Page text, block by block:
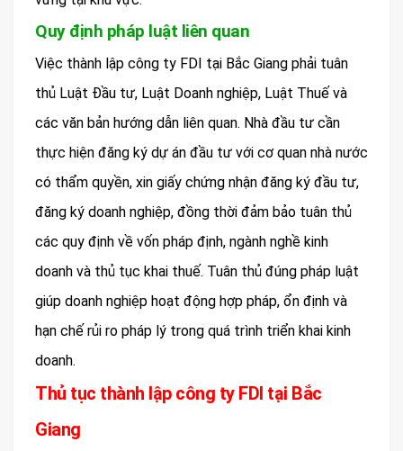
Quy định pháp luật liên quan
Việc thành lập công ty FDI tại Bắc Giang phải tuân
thủ Luật Đầu tư, Luật Doanh nghiệp, Luật Thuế và
các văn bản hướng dẫn liên quan. Nhà đầu tư cần
thực hiện đăng ký dự án đầu tư với cơ quan nhà nước
có thẩm quyền, xin giấy chứng nhận đăng ký đầu tư,
đăng ký doanh nghiệp, đồng thời đảm bảo tuân thủ
các quy định về vốn pháp định, ngành nghề kinh
doanh và thủ tục khai thuế. Tuân thủ đúng pháp luật
giúp doanh nghiệp hoạt động hợp pháp, ổn định và
hạn chế rủi ro pháp lý trong quá trình triển khai kinh
doanh.
Thủ tục thành lập công ty FDI tại Bắc
Giang